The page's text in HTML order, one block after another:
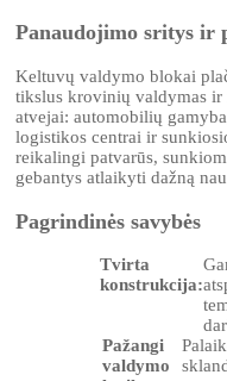
Panaudojimo sritys ir
Keltuvų valdymo blokai
tikslus krovinių valdymas ir
atvejai: automobilių
logistikos centrai ir
reikalingi patvarūs,
gebantys atlaikyti dažną
Pagrindinės savybės
Tvirta
konstrukcija:
Pažangi
valdymo